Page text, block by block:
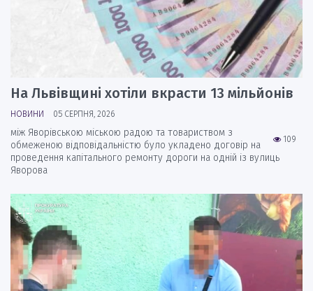
На Львівщині хотіли вкрасти 13 мільйонів
НОВИНИ 05 СЕРПНЯ, 2026
109
між Яворівською міською радою та товариством з
обмеженою відповідальністю було укладено договір на
проведення капітального ремонту дороги на одній із вулиць
Яворова